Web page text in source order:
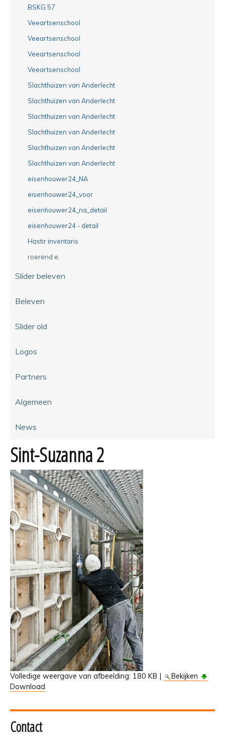
BSKG 57
Veeartsenschool
Veeartsenschool
Veeartsenschool
Veeartsenschool
Slachthuizen van Anderlecht
Slachthuizen van Anderlecht
Slachthuizen van Anderlecht
Slachthuizen van Anderlecht
Slachthuizen van Anderlecht
Slachthuizen van Anderlecht
eisenhouwer24_NA
eisenhouwer24_voor
eisenhouwer24_na_detail
eisenhouwer24 - detail
Hastir inventaris
roerend e.
Slider beleven
Beleven
Slider old
Logos
Partners
Algemeen
News
Sint-Suzanna 2
Volledige weergave van afbeelding: 180 KB |
Bekijken
Download
Contact